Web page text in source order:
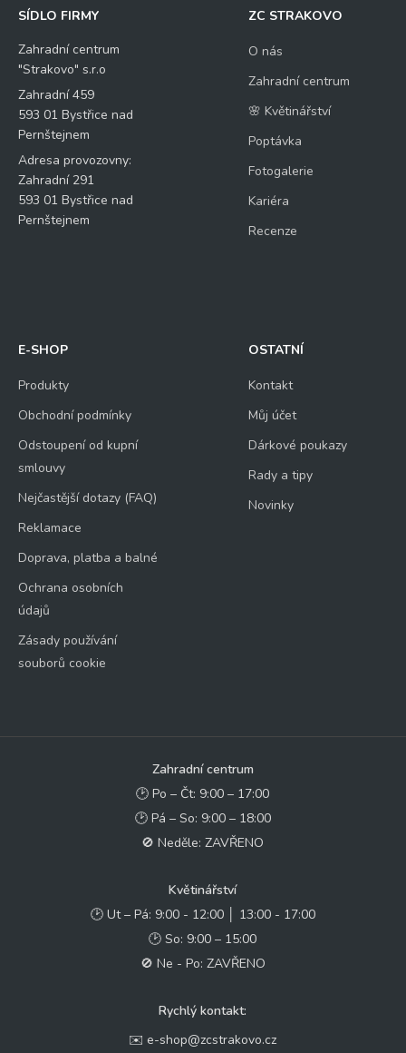
SÍDLO FIRMY
Zahradní centrum
"Strakovo" s.r.o
Zahradní 459
593 01 Bystřice nad
Pernštejnem
Adresa provozovny:
Zahradní 291
593 01 Bystřice nad
Pernštejnem
ZC STRAKOVO
O nás
Zahradní centrum
🌸 Květinářství
Poptávka
Fotogalerie
Kariéra
Recenze
E-SHOP
Produkty
Obchodní podmínky
Odstoupení od kupní
smlouvy
Nejčastější dotazy (FAQ)
Reklamace
Doprava, platba a balné
Ochrana osobních
údajů
Zásady používání
souborů cookie
OSTATNÍ
Kontakt
Můj účet
Dárkové poukazy
Rady a tipy
Novinky
Zahradní centrum
🕑 Po – Čt: 9:00 – 17:00
🕑 Pá – So: 9:00 – 18:00
🚫 Neděle: ZAVŘENO
Květinářství
🕑 Ut – Pá: 9:00 - 12:00 │ 13:00 - 17:00
🕑 So: 9:00 – 15:00
🚫 Ne - Po: ZAVŘENO
Rychlý kontakt:
✉️ e-shop@zcstrakovo.cz